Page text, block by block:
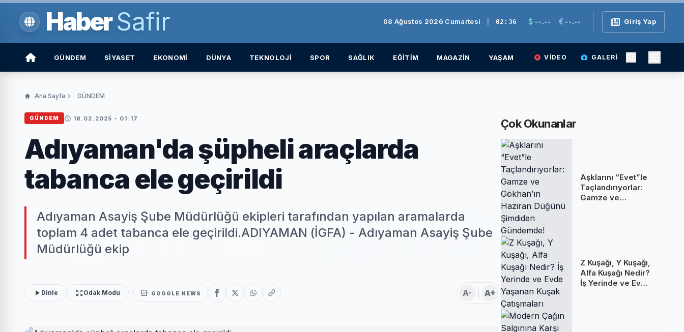
HaberSafir 08 Ağustos 2026 Cumartesi 02:36 --.-- --.-- Giriş Yap
GÜNDEM SİYASET EKONOMİ DÜNYA TEKNOLOJİ SPOR SAĞLIK EĞİTİM MAGAZİN YAŞAM VIDEO GALERI
Ana Sayfa GÜNDEM
GÜNDEM 18.02.2025 - 01:17
Adıyaman'da şüpheli araçlarda
tabanca ele geçirildi
Adıyaman Asayiş Şube Müdürlüğü ekipleri tarafından yapılan aramalarda
toplam 4 adet tabanca ele geçirildi.ADIYAMAN (İGFA) - Adıyaman Asayiş Şube
Müdürlüğü ekip
Dinle Odak Modu GOOGLE NEWS A- A+
Çok Okunanlar
Aşklarını “Evet”le
Taçlandırıyorlar:
Gamze ve
Z Kuşağı, Y Kuşağı,
Alfa Kuşağı Nedir?
İş Yerinde ve Evde